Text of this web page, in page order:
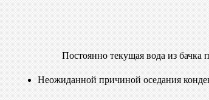
Постоянно текущая вода из бачка
Неожиданной причиной оседания